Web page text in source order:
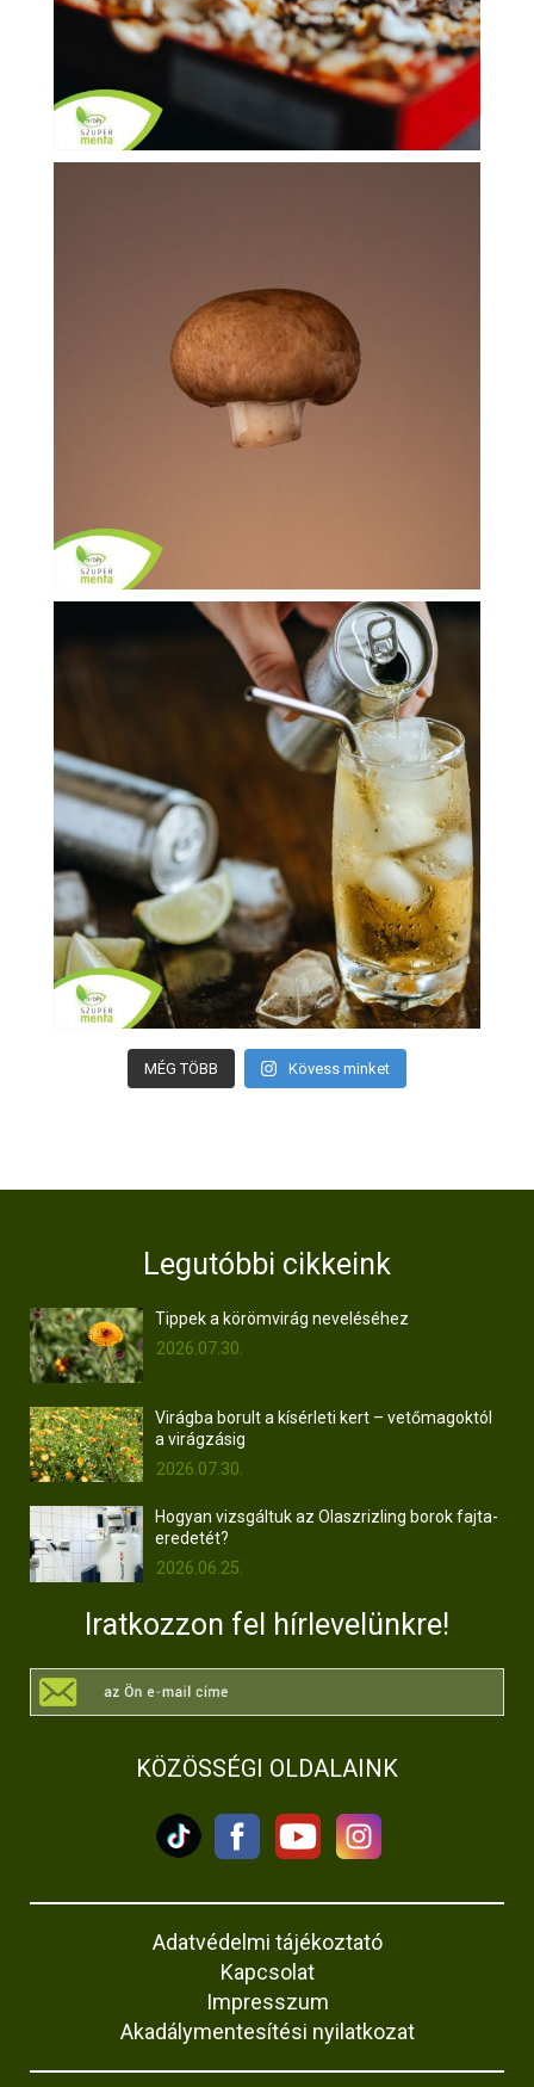
MÉG TÖBB Kövess minket
Legutóbbi cikkeink
Tippek a körömvirág neveléséhez
2026.07.30.
Virágba borult a kísérleti kert – vetőmagoktól
a virágzásig
2026.07.30.
Hogyan vizsgáltuk az Olaszrizling borok fajta-
eredetét?
2026.06.25.
Iratkozzon fel hírlevelünkre!
KÖZÖSSÉGI OLDALAINK
Adatvédelmi tájékoztató
Kapcsolat
Impresszum
Akadálymentesítési nyilatkozat